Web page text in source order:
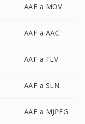
AAF a MOV
AAF a AAC
AAF a FLV
AAF a SLN
AAF a MJPEG